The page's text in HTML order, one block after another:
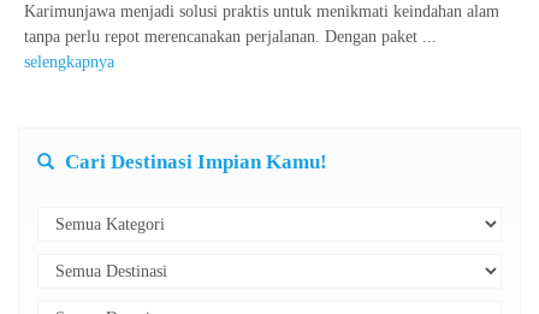
Karimunjawa menjadi solusi praktis untuk menikmati keindahan alam
tanpa perlu repot merencanakan perjalanan. Dengan paket ...
selengkapnya
Cari Destinasi Impian Kamu!